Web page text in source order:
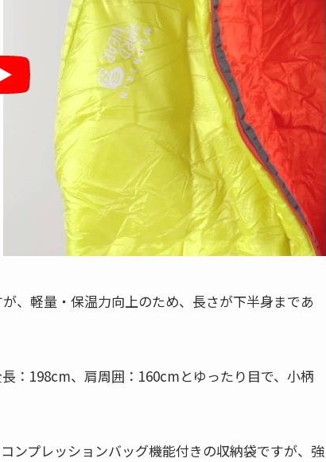
、軽量・保温力向上のため、長さが下半身まであ
：198cm、肩周囲：160cmとゆったり目で、小柄
ンプレッションバッグ機能付きの収納袋ですが、強